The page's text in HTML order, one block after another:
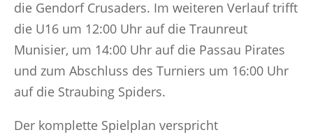
die Gendorf Crusaders. Im weiteren Verlauf trifft
die U16 um 12:00 Uhr auf die Traunreut
Munisier, um 14:00 Uhr auf die Passau Pirates
und zum Abschluss des Turniers um 16:00 Uhr
auf die Straubing Spiders.
Der komplette Spielplan verspricht